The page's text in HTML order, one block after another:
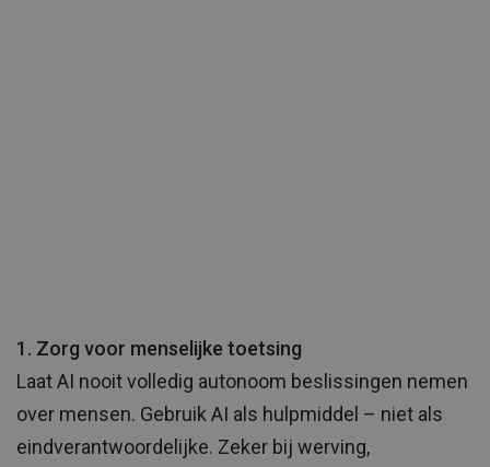
1. Zorg voor menselijke toetsing
Laat AI nooit volledig autonoom beslissingen nemen
over mensen. Gebruik AI als hulpmiddel – niet als
eindverantwoordelijke. Zeker bij werving,